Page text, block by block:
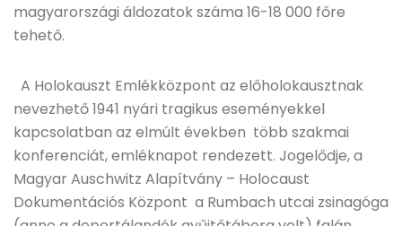
magyarországi áldozatok száma 16-18 000 főre
tehető.
A Holokauszt Emlékközpont az előholokausztnak
nevezhető 1941 nyári tragikus eseményekkel
kapcsolatban az elmúlt években több szakmai
konferenciát, emléknapot rendezett. Jogelődje, a
Magyar Auschwitz Alapítvány – Holocaust
Dokumentációs Központ a Rumbach utcai zsinagóga